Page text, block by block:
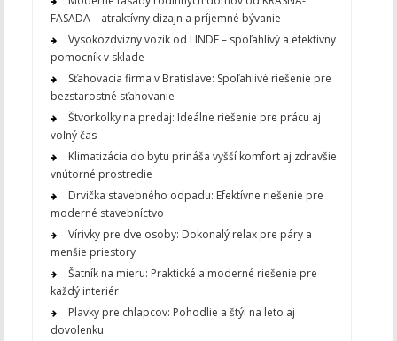
FASADA – atraktívny dizajn a príjemné bývanie
Vysokozdvizny vozik od LINDE – spoľahlivý a efektívny
pomocník v sklade
Sťahovacia firma v Bratislave: Spoľahlivé riešenie pre
bezstarostné sťahovanie
Štvorkolky na predaj: Ideálne riešenie pre prácu aj
voľný čas
Klimatizácia do bytu prináša vyšší komfort aj zdravšie
vnútorné prostredie
Drvička stavebného odpadu: Efektívne riešenie pre
moderné stavebníctvo
Vírivky pre dve osoby: Dokonalý relax pre páry a
menšie priestory
Šatník na mieru: Praktické a moderné riešenie pre
každý interiér
Plavky pre chlapcov: Pohodlie a štýl na leto aj
dovolenku